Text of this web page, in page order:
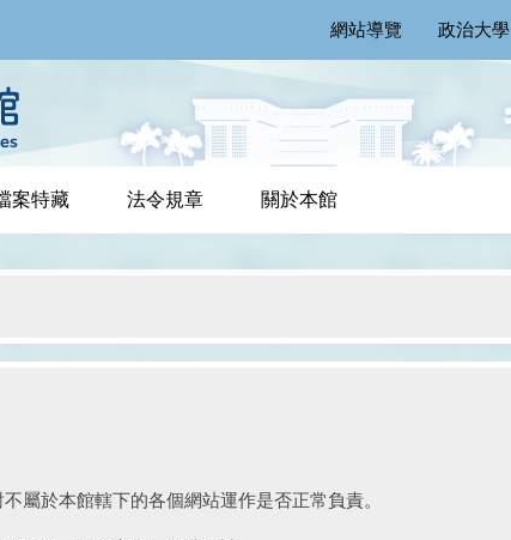
網站導覽 政治大學
案特藏 法令規章 關於本館
屬於本館轄下的各個網站運作是否正常負責。